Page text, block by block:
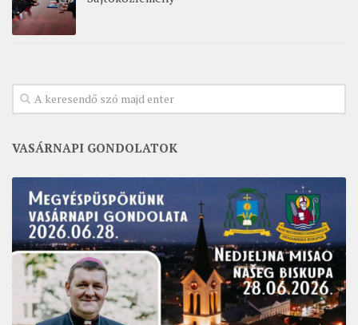
VASÁRNAPI GONDOLATOK